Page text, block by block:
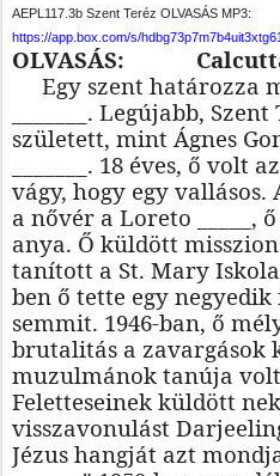
AEPL117.3b Szent Teréz OLVASÁS MP3:
https://app.box.com/s/
OLVASÁS:
Egy szent határozza
_______. Legújabb,
született, mint Ágnes
_______. 18 éves, ő volt
vágy, hogy egy
a nővér a Loreto _____,
anya. Ő küldött
tanított a St. Mary Iskola
ben ő tette egy
semmit. 1946-ban, ő
brutalitás a zavargások
muzulmánok tanúja
Feletteseinek küldött
visszavonulást
Jézus hangját azt